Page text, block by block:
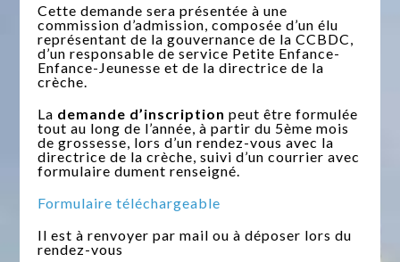
Cette demande sera présentée à une
commission d’admission, composée d’un élu
représentant de la gouvernance de la CCBDC,
d’un responsable de service Petite Enfance-
Enfance-Jeunesse et de la directrice de la
crèche.
La demande d’inscription peut être formulée
tout au long de l’année, à partir du 5ème mois
de grossesse, lors d’un rendez-vous avec la
directrice de la crèche, suivi d’un courrier avec
formulaire dument renseigné.
Formulaire téléchargeable
Il est à renvoyer par mail ou à déposer lors du
rendez-vous